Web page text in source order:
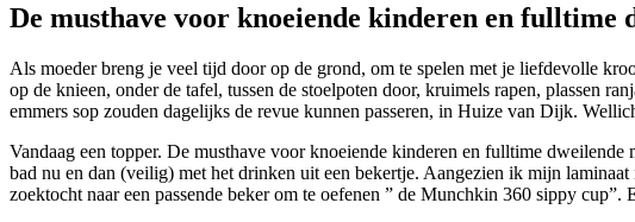
De musthave voor knoeiende kinderen en fulltime
Als moeder breng je veel tijd door op de grond, om te spelen met je liefdevolle
op de knieen, onder de tafel, tussen de stoelpoten door, kruimels rapen, plassen
emmers sop zouden dagelijks de revue kunnen passeren, in Huize van Dijk.
Vandaag een topper. De musthave voor knoeiende kinderen en fulltime
bad nu en dan (veilig) met het drinken uit een bekertje. Aangezien ik mijn
zoektocht naar een passende beker om te oefenen ” de Munchkin 360 sippy cup”.